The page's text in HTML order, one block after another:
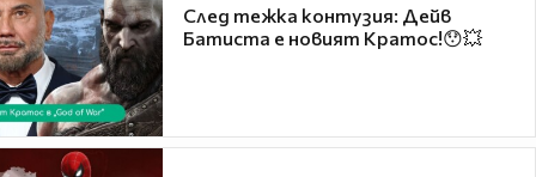
След тежка контузия: Дейв
Батиста е новият Кратос!😯💥